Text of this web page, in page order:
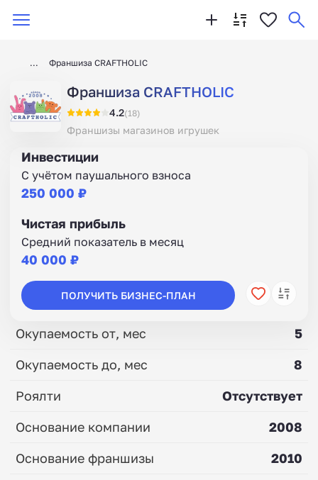
Франшиза CRAFTHOLIC
Франшиза CRAFTHOLIC
4.2(18)
Франшизы магазинов игрушек
Инвестиции
С учётом паушального взноса
250 000 ₽
Чистая прибыль
Средний показатель в месяц
40 000 ₽
ПОЛУЧИТЬ БИЗНЕС-ПЛАН
Окупаемость от, мес
5
Окупаемость до, мес
8
Роялти
Отсутствует
Основание компании
2008
Основание франшизы
2010